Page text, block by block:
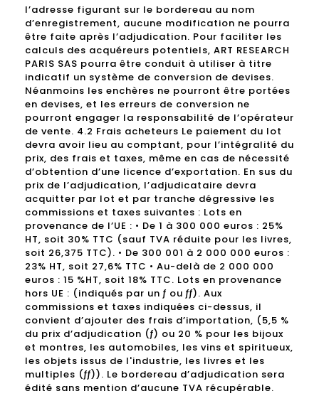
l’adresse figurant sur le bordereau au nom
d’enregistrement, aucune modification ne pourra
être faite après l’adjudication. Pour faciliter les
calculs des acquéreurs potentiels, ART RESEARCH
PARIS SAS pourra être conduit à utiliser à titre
indicatif un système de conversion de devises.
Néanmoins les enchères ne pourront être portées
en devises, et les erreurs de conversion ne
pourront engager la responsabilité de l’opérateur
de vente. 4.2 Frais acheteurs Le paiement du lot
devra avoir lieu au comptant, pour l’intégralité du
prix, des frais et taxes, même en cas de nécessité
d’obtention d’une licence d’exportation. En sus du
prix de l’adjudication, l’adjudicataire devra
acquitter par lot et par tranche dégressive les
commissions et taxes suivantes : Lots en
provenance de l’UE : • De 1 à 300 000 euros : 25%
HT, soit 30% TTC (sauf TVA réduite pour les livres,
soit 26,375 TTC). • De 300 001 à 2 000 000 euros :
23% HT, soit 27,6% TTC • Au-delà de 2 000 000
euros : 15 %HT, soit 18% TTC. Lots en provenance
hors UE : (indiqués par un ƒ ou ƒƒ). Aux
commissions et taxes indiquées ci-dessus, il
convient d’ajouter des frais d’importation, (5,5 %
du prix d’adjudication (ƒ) ou 20 % pour les bijoux
et montres, les automobiles, les vins et spiritueux,
les objets issus de l'industrie, les livres et les
multiples (ƒƒ)). Le bordereau d’adjudication sera
édité sans mention d’aucune TVA récupérable.